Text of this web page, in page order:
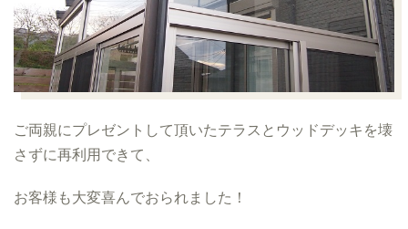
ご両親にプレゼントして頂いたテラスとウッドデッキを壊
さずに再利用できて、
お客様も大変喜んでおられました！